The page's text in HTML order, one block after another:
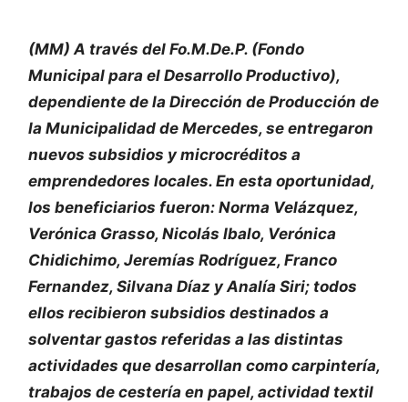
(MM) A través del Fo.M.De.P. (Fondo
Municipal para el Desarrollo Productivo),
dependiente de la Dirección de Producción de
la Municipalidad de Mercedes, se entregaron
nuevos subsidios y microcréditos a
emprendedores locales. En esta oportunidad,
los beneficiarios fueron: Norma Velázquez,
Verónica Grasso, Nicolás Ibalo, Verónica
Chidichimo, Jeremías Rodríguez, Franco
Fernandez, Silvana Díaz y Analía Siri; todos
ellos recibieron subsidios destinados a
solventar gastos referidas a las distintas
actividades que desarrollan como carpintería,
trabajos de cestería en papel, actividad textil